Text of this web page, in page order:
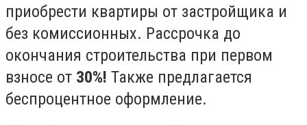
приобрести квартиры от застройщика и
без комиссионных. Рассрочка до
окончания строительства при первом
взносе от 30%! Также предлагается
беспроцентное оформление.